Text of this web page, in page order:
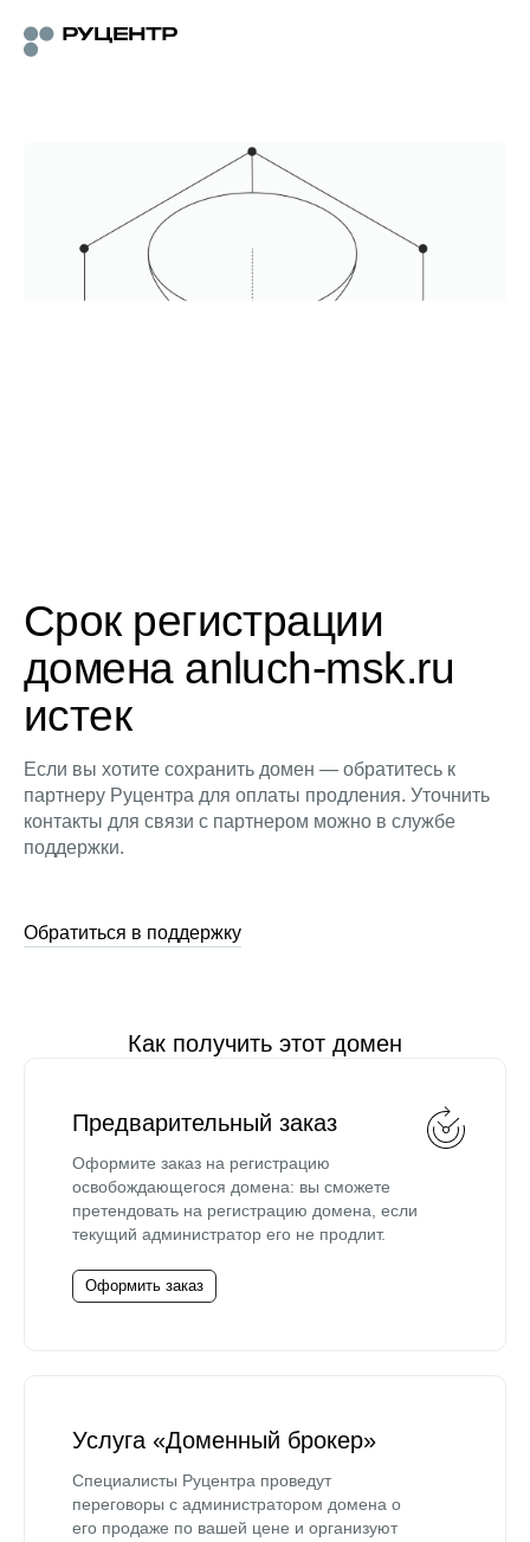
Срок регистрации
домена anluch-msk.ru
истек
Если вы хотите сохранить домен — обратитесь к
партнеру Руцентра для оплаты продления. Уточнить
контакты для связи с партнером можно в службе
поддержки.
Обратиться в поддержку
Как получить этот домен
Предварительный заказ
Оформите заказ на регистрацию
освобождающегося домена: вы сможете
претендовать на регистрацию домена, если
текущий администратор его не продлит.
Оформить заказ
Услуга «Доменный брокер»
Специалисты Руцентра проведут
переговоры с администратором домена о
его продаже по вашей цене и организуют